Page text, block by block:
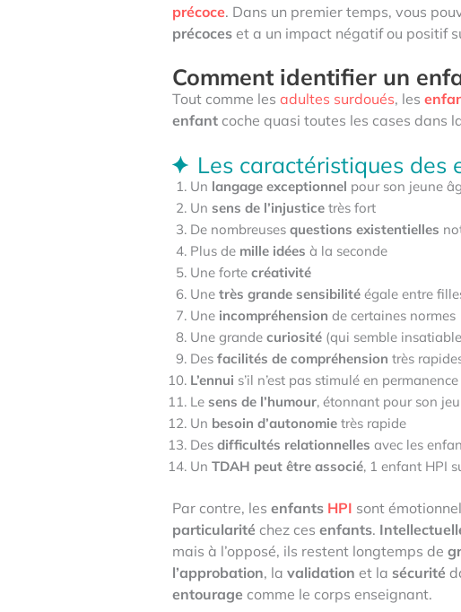
précoce. Dans un premier temps, vous
précoces et a un impact négatif ou positif
Comment identifier un
Tout comme les adultes surdoués, les
enfant coche quasi toutes les cases dans
Les caractéristiques des
Un langage exceptionnel pour son jeune
Un sens de l’injustice très fort
De nombreuses questions existentielles
Plus de mille idées à la seconde
Une forte créativité
Une très grande sensibilité égale entre
Une incompréhension de certaines normes
Une grande curiosité (qui semble
Des facilités de compréhension très
L’ennui s’il n’est pas stimulé en permanence
Le sens de l’humour, étonnant pour son
Un besoin d’autonomie très rapide
Des difficultés relationnelles avec les
Un TDAH peut être associé, 1 enfant HPI
Par contre, les enfants HPI sont
particularité chez ces enfants.
mais à l’opposé, ils restent longtemps de
l’approbation, la validation et la sécurité
entourage comme le corps enseignant.